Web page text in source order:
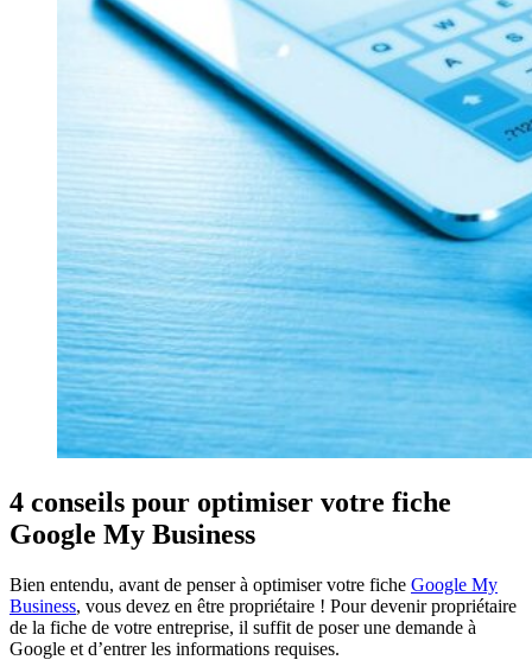
4 conseils pour optimiser votre fiche
Google My Business
Bien entendu, avant de penser à optimiser votre fiche Google My
Business, vous devez en être propriétaire ! Pour devenir propriétaire
de la fiche de votre entreprise, il suffit de poser une demande à
Google et d’entrer les informations requises.